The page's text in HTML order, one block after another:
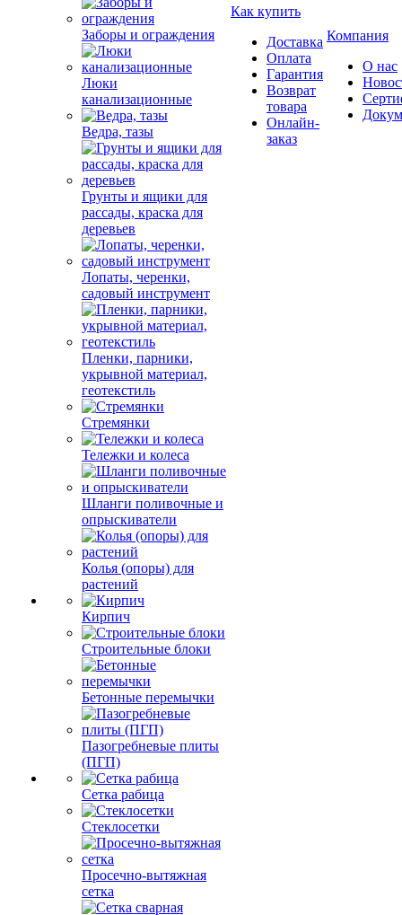
Заборы и ограждения
Люки
канализационные
Ведра, тазы
Грунты и ящики для
рассады, краска для
деревьев
Лопаты, черенки,
садовый инструмент
Пленки, парники,
укрывной материал,
геотекстиль
Стремянки
Тележки и колеса
Шланги поливочные и
опрыскиватели
Колья (опоры) для
растений
Кирпич
Строительные блоки
Бетонные перемычки
Пазогребневые плиты
(ПГП)
Сетка рабица
Стеклосетки
Просечно-вытяжная
сетка
Как купить
Доставка
Оплата
Гарантия
Возврат
товара
Онлайн-
заказ
Компания
О нас